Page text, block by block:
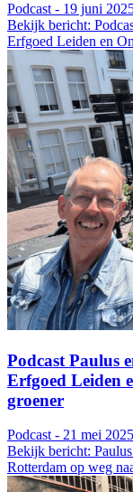
Podcast - 19 juni
Bekijk bericht:
Erfgoed Leiden en
Podcast Paulus
Erfgoed Leiden
groener
Podcast - 21 mei 2025
Bekijk bericht:
Rotterdam op weg